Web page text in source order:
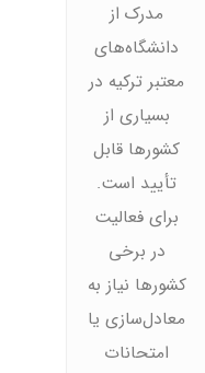
مدرک از
دانشگاه‌های
معتبر ترکیه در
بسیاری از
کشورها قابل
تأیید است.
برای فعالیت
در برخی
کشورها نیاز به
معادل‌سازی یا
امتحانات